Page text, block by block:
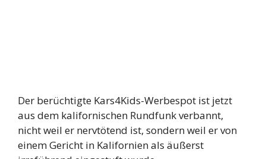
Der berüchtigte Kars4Kids-Werbespot ist jetzt
aus dem kalifornischen Rundfunk verbannt,
nicht weil er nervtötend ist, sondern weil er von
einem Gericht in Kalifornien als äußerst